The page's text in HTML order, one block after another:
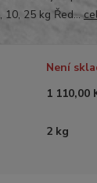
10, 25 kg Řed...
Není
1 110,00
2 kg